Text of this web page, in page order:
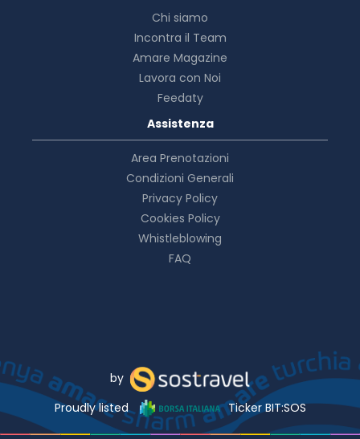
Chi siamo
Incontra il Team
Amare Magazine
Lavora con Noi
Feedaty
Assistenza
Area Prenotazioni
Condizioni Generali
Privacy Policy
Cookies Policy
Whistleblowing
FAQ
by
Proudly listed
Ticker BIT:SOS